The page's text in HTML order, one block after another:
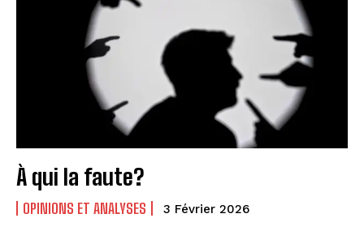
À qui la faute?
OPINIONS ET ANALYSES 3 Février 2026